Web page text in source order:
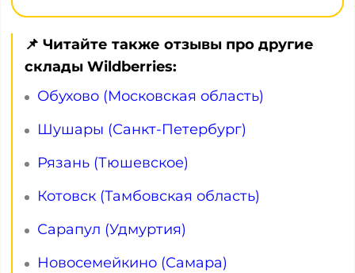
📌 Читайте также отзывы про другие
склады Wildberries:
Обухово (Московская область)
Шушары (Санкт-Петербург)
Рязань (Тюшевское)
Котовск (Тамбовская область)
Сарапул (Удмуртия)
Новосемейкино (Самара)